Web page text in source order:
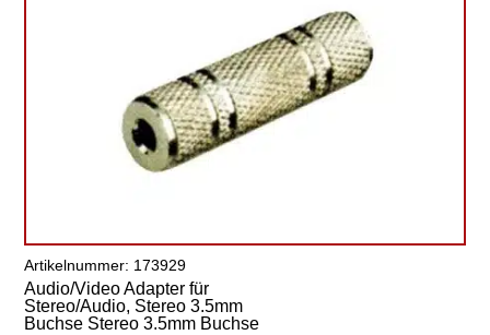
Artikelnummer: 173929
Audio/Video Adapter für
Stereo/Audio, Stereo 3.5mm
Buchse Stereo 3.5mm Buchse